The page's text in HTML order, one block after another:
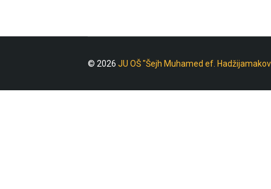
© 2026 JU OŠ "Šejh Muhamed ef.